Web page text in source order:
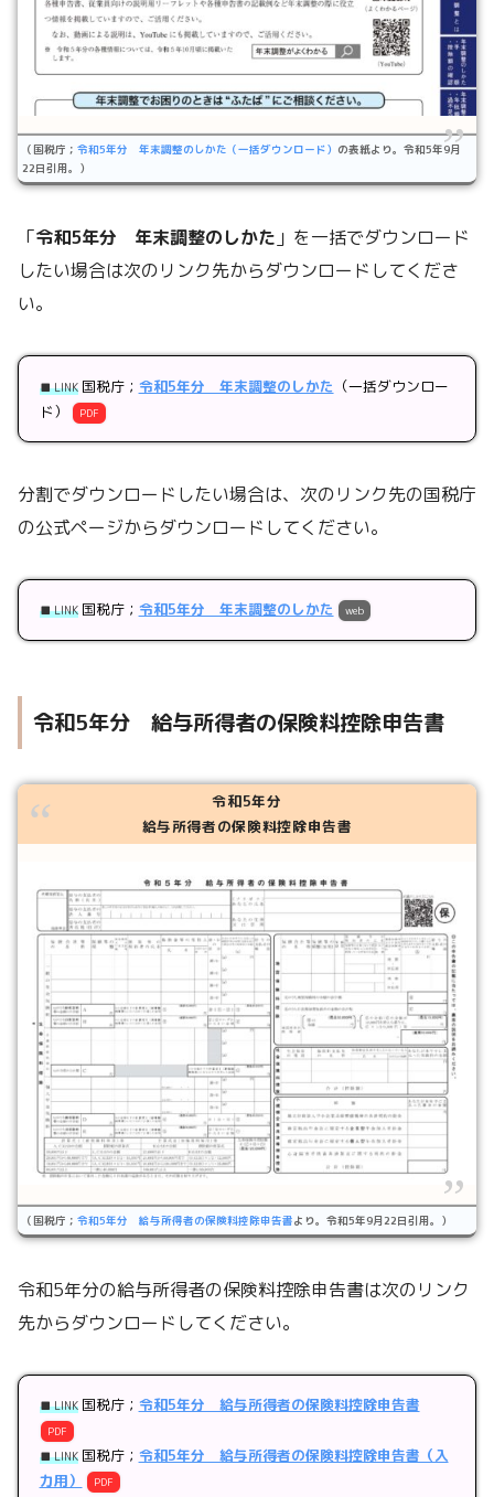
（国税庁； 令和5年分 年末調整のしかた（一括ダウンロード） の表紙より。令和5年9月
22日引用。）
「令和5年分 年末調整のしかた 」を一括でダウンロード
したい場合は次のリンク先からダウンロードしてくださ
い。
■ LINK国税庁； 令和5年分 年末調整のしかた （一括ダウンロー
ド）
PDF
分割でダウンロードしたい場合は、次のリンク先の国税庁
の公式ページからダウンロードしてください。
■ LINK国税庁； 令和5年分 年末調整のしかた web
令和5年分 給与所得者の保険料控除申告書
令和5年分
給与所得者の保険料控除申告書
（国税庁； 令和5年分 給与所得者の保険料控除申告書より。令和5年9月22日引用。）
令和5年分の給与所得者の保険料控除申告書は次のリンク
先からダウンロードしてください。
■ LINK国税庁； 令和5年分 給与所得者の保険料控除申告書
PDF
■ LINK国税庁； 令和5年分 給与所得者の保険料控除申告書（入
力用）
PDF